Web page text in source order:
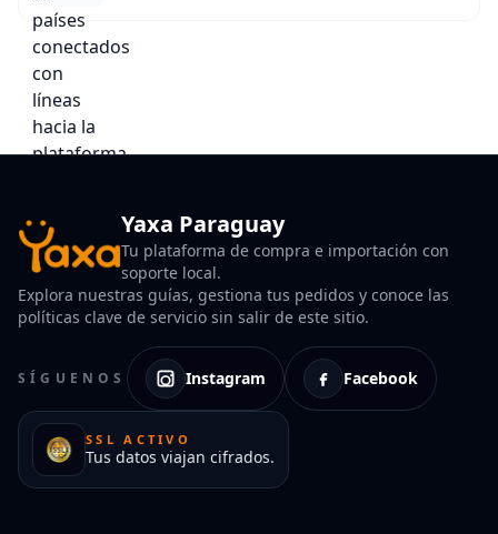
Yaxa Paraguay
Tu plataforma de compra e importación con
soporte local.
Explora nuestras guías, gestiona tus pedidos y conoce las
políticas clave de servicio sin salir de este sitio.
SÍGUENOS Instagram Facebook
SSL ACTIVO
Tus datos viajan cifrados.